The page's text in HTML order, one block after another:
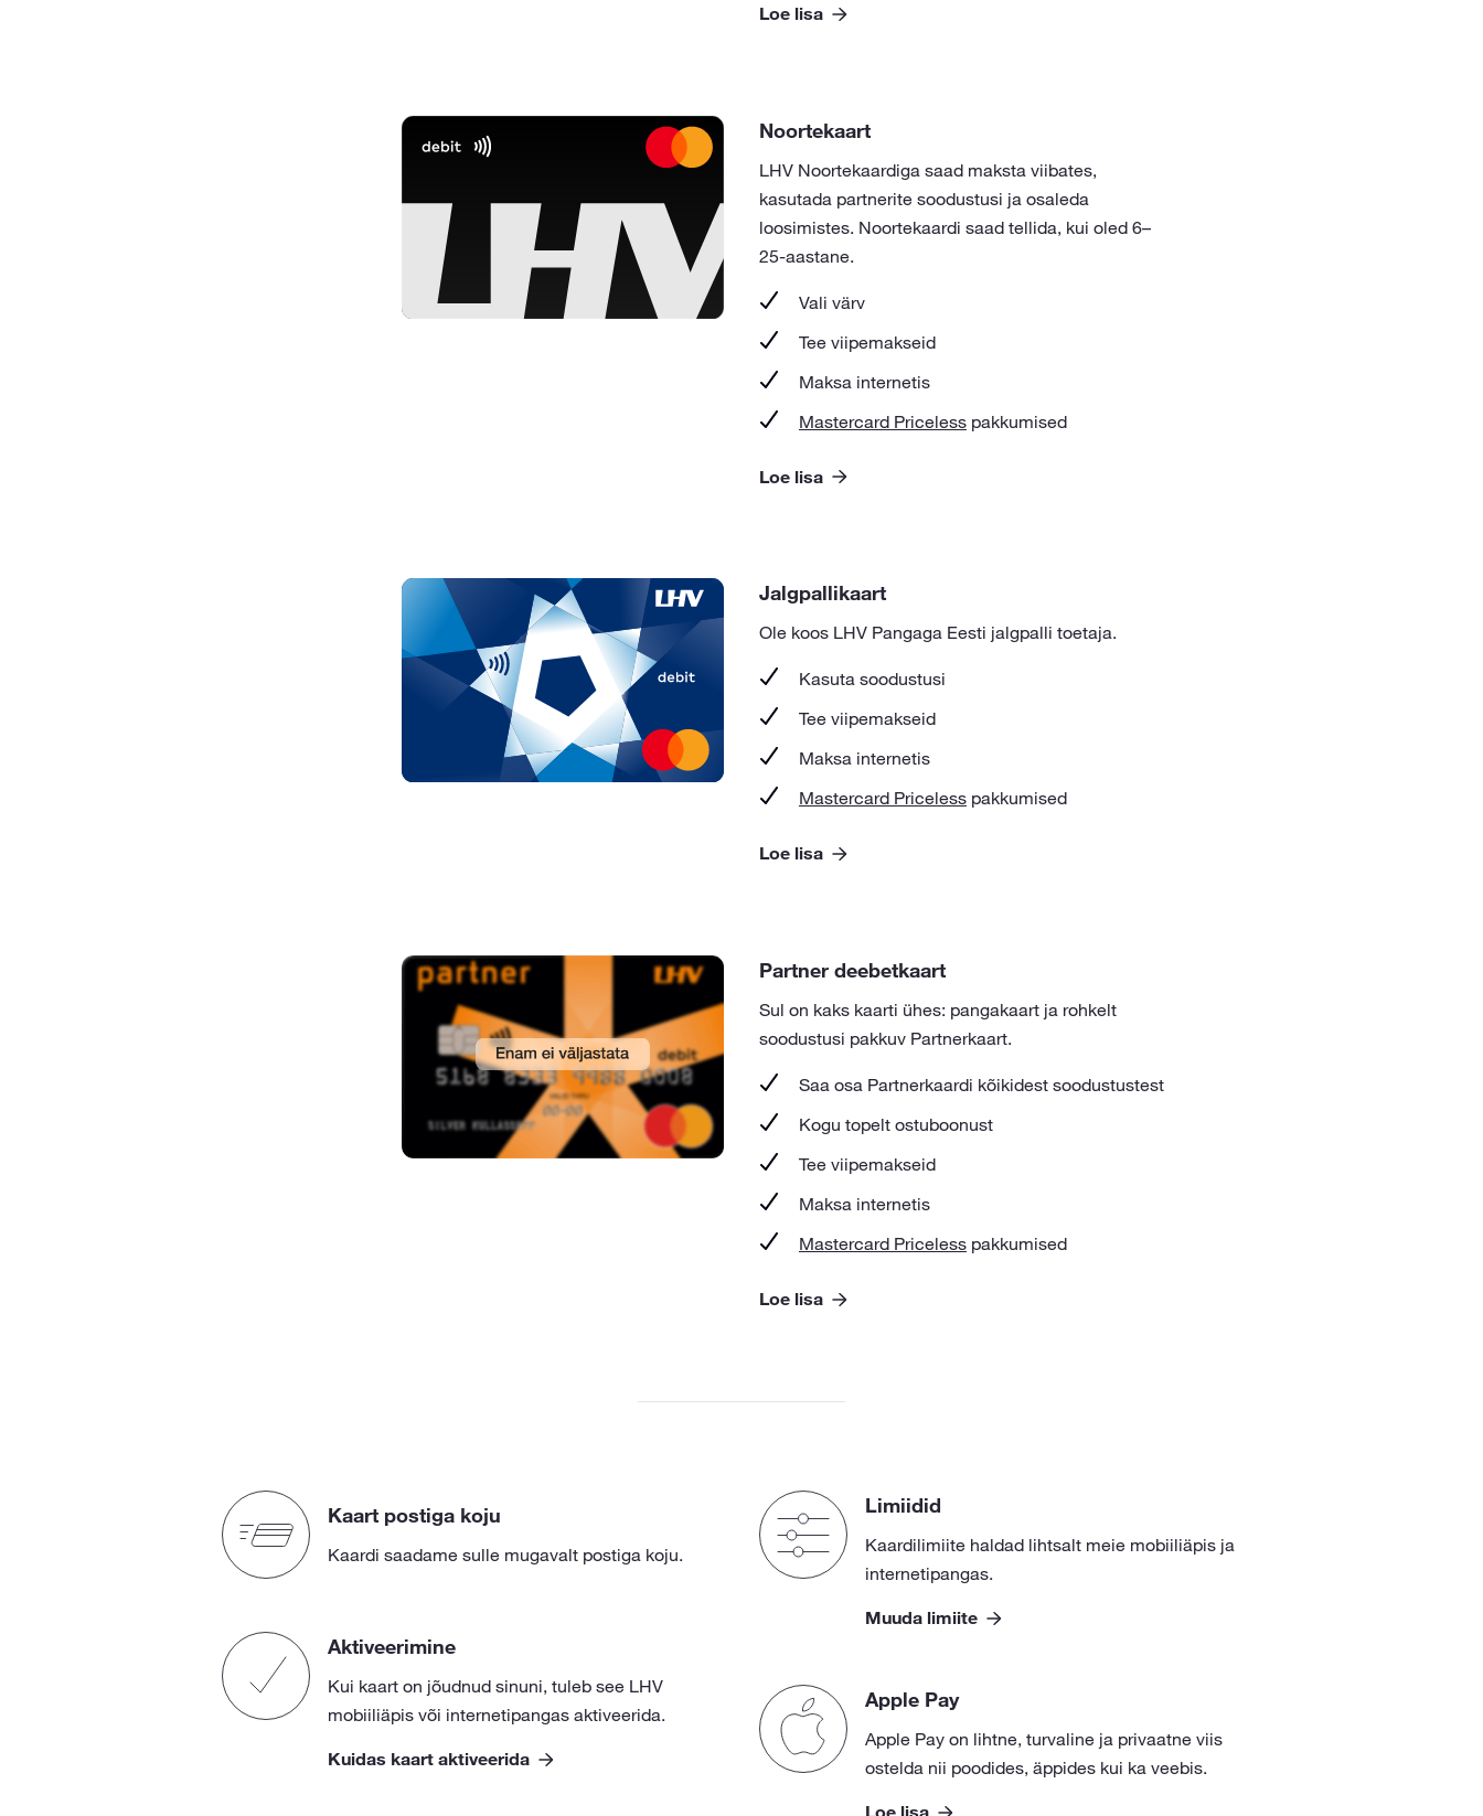
Loe lisa
Noortekaart
LHV Noortekaardiga saad maksta viibates,
kasutada partnerite soodustusi ja osaleda
loosimistes. Noortekaardi saad tellida, kui oled 6–
25-aastane.
Vali värv
Tee viipemakseid
Maksa internetis
Mastercard Priceless pakkumised
Loe lisa
Jalgpallikaart
Ole koos LHV Pangaga Eesti jalgpalli toetaja.
Kasuta soodustusi
Tee viipemakseid
Maksa internetis
Mastercard Priceless pakkumised
Loe lisa
Partner deebetkaart
Sul on kaks kaarti ühes: pangakaart ja rohkelt
soodustusi pakkuv Partnerkaart.
Saa osa Partnerkaardi kõikidest soodustustest
Kogu topelt ostuboonust
Tee viipemakseid
Maksa internetis
Mastercard Priceless pakkumised
Loe lisa
Kaart postiga koju
Kaardi saadame sulle mugavalt postiga koju.
Aktiveerimine
Kui kaart on jõudnud sinuni, tuleb see LHV
mobiiliäpis või internetipangas aktiveerida.
Kuidas kaart aktiveerida
Limiidid
Kaardilimiite haldad lihtsalt meie mobiiliäpis ja
internetipangas.
Muuda limiite
Apple Pay
Apple Pay on lihtne, turvaline ja privaatne viis
ostelda nii poodides, äppides kui ka veebis.